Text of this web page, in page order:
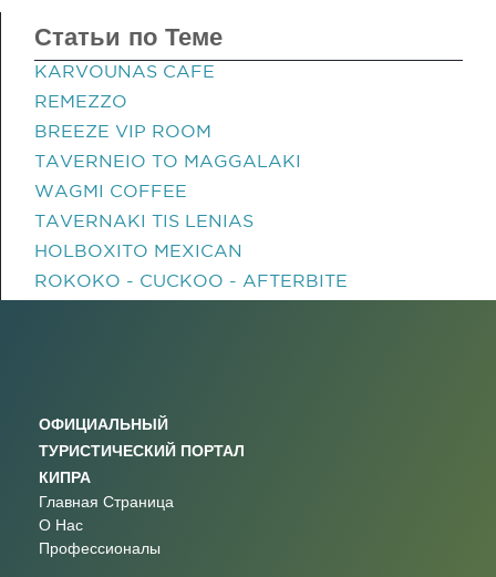
Статьи по Теме
KARVOUNAS CAFE
REMEZZO
BREEZE VIP ROOM
TAVERNEIO TO MAGGALAKI
WAGMI COFFEE
TAVERNAKI TIS LENIAS
HOLBOXITO MEXICAN
ROKOKO - CUCKOO - AFTERBITE
ОФИЦИАЛЬНЫЙ
ТУРИСТИЧЕСКИЙ ПОРТАЛ
КИПРА
Главная Страница
О Нас
Профессионалы